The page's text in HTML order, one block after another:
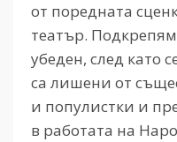
от поредната
театър.
убеден, след като
са лишени от
и популистки и
в работата на